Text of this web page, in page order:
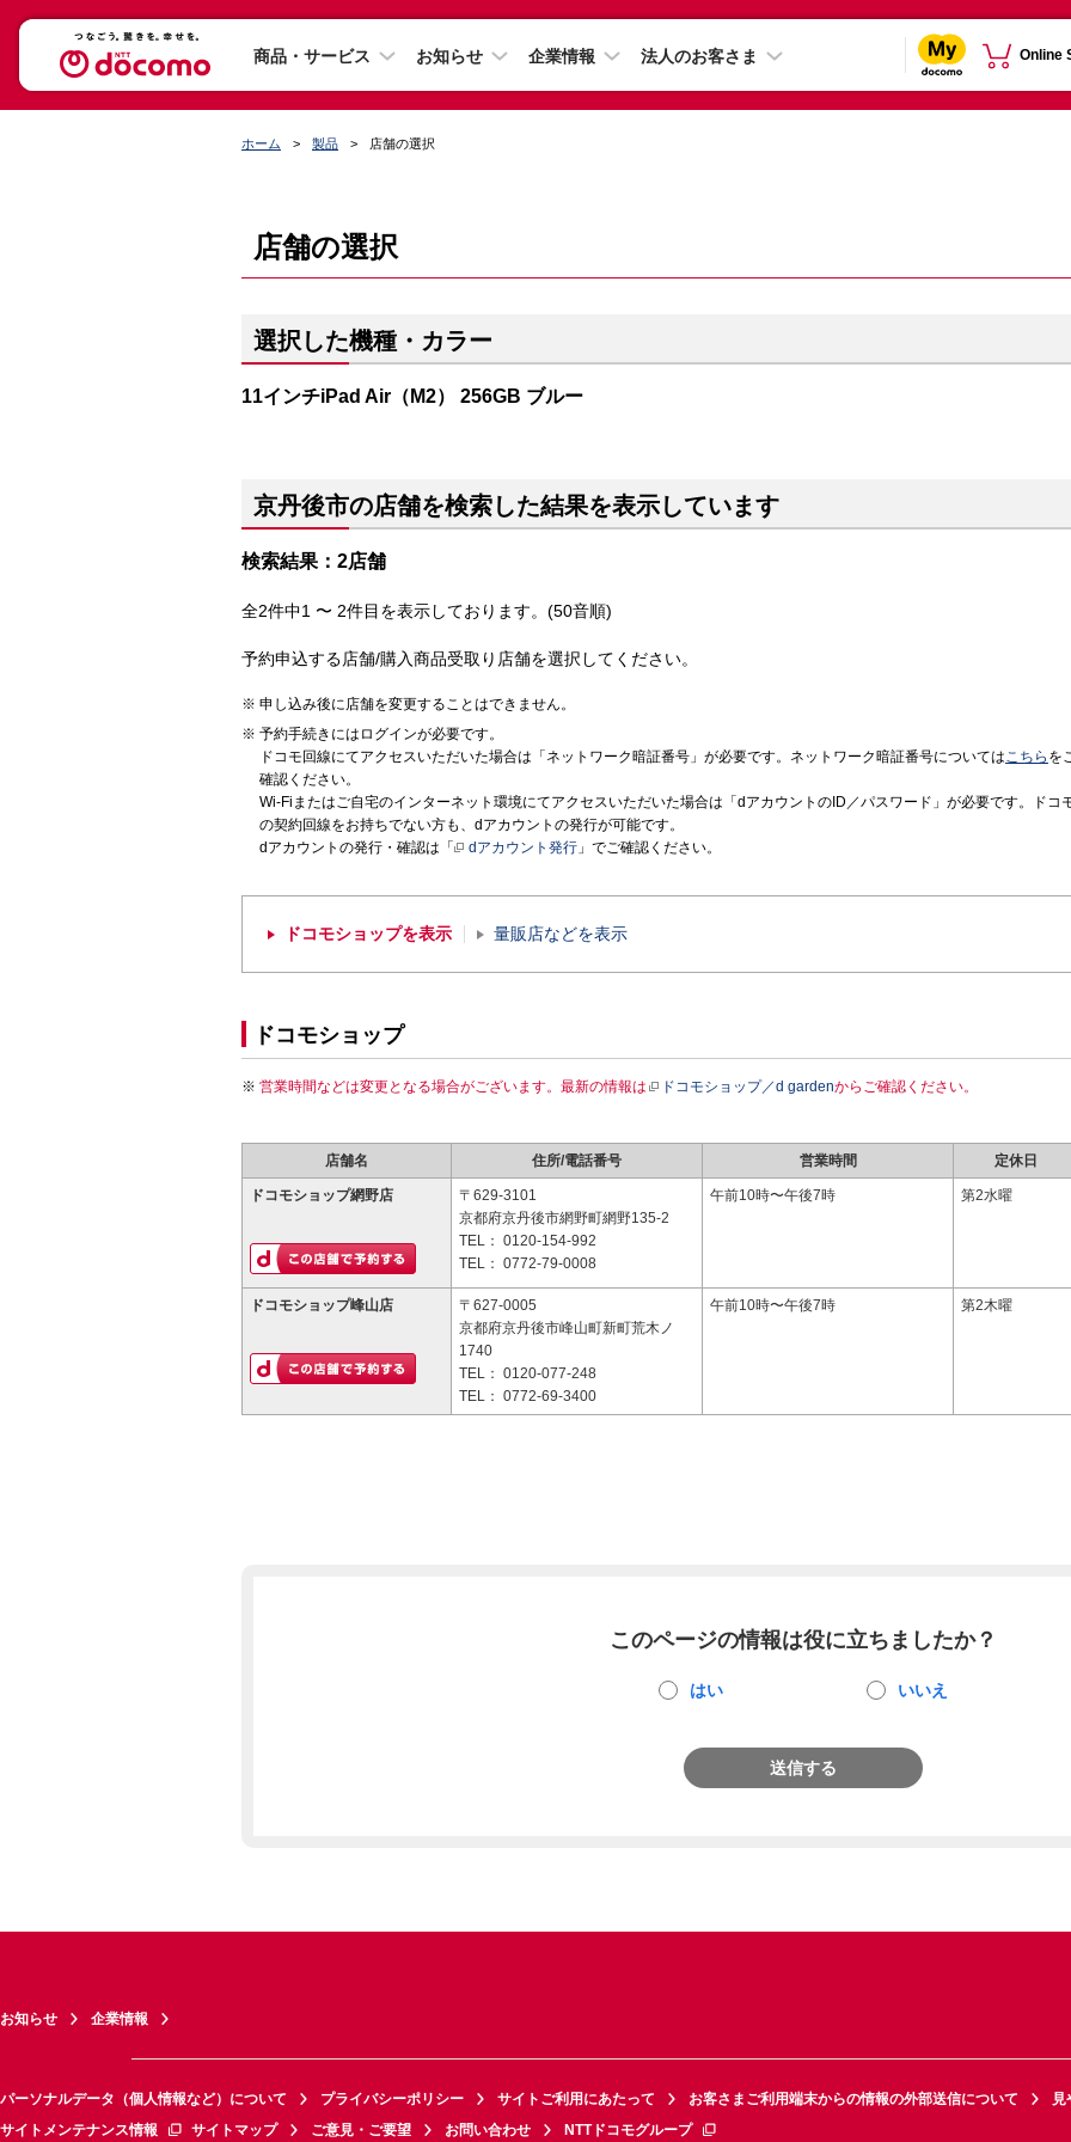
商品・サービス お知らせ 企業情報 法人のお客さま Online
ホーム 製品 店舗の選択
店舗の選択
選択した機種・カラー
11インチiPad Air（M2） 256GB ブルー
京丹後市の店舗を検索した結果を表示しています
検索結果：2店舗
全2件中1 〜 2件目を表示しております。(50音順)
予約申込する店舗/購入商品受取り店舗を選択してください。
申し込み後に店舗を変更することはできません。
予約手続きにはログインが必要です。
ドコモ回線にてアクセスいただいた場合は「ネットワーク暗証番号」が必要です。ネットワーク暗証番号についてはこちら を
確認ください。
Wi-Fiまたはご自宅のインターネット環境にてアクセスいただいた場合は「dアカウントのID／パスワード」が必要です。ドコ
の契約回線をお持ちでない方も、dアカウントの発行が可能です。
dアカウントの発行・確認は「
dアカウント発行 」でご確認ください。
ドコモショップを表示 量販店などを表示
ドコモショップ
営業時間などは変更となる場合がございます。最新の情報は ドコモショップ／d gardenからご確認ください。
店舗名 住所/電話番号 営業時間 定休日
ドコモショップ網野店
〒629-3101
京都府京丹後市網野町網野135-2
TEL： 0120-154-992
TEL： 0772-79-0008
午前10時〜午後7時 第2水曜
ドコモショップ峰山店
〒627-0005
京都府京丹後市峰山町新町荒木ノ
1740
TEL： 0120-077-248
TEL： 0772-69-3400
午前10時〜午後7時 第2木曜
このページの情報は役に立ちましたか？
はい いいえ
送信する
お知らせ 企業情報
パーソナルデータ（個人情報など）について プライバシーポリシー サイトご利用にあたって お客さまご利用端末からの情報の外部送信について
見
サイトメンテナンス情報
サイトマップ ご意見・ご要望 お問い合わせ NTTドコモグループ